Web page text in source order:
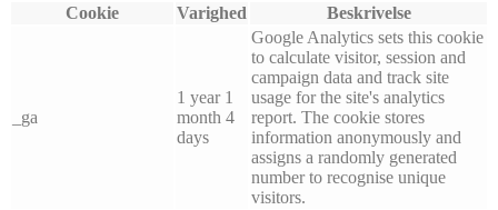
Cookie
Varighed Beskrivelse
_ga
1 year 1
month 4
days
Google Analytics sets this cookie
to calculate visitor, session and
campaign data and track site
usage for the site's analytics
report. The cookie stores
information anonymously and
assigns a randomly generated
number to recognise unique
visitors.